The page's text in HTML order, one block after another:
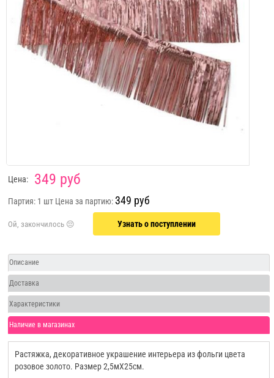
Цена: 349 руб
Партия: 1 шт Цена за партию: 349 руб
Узнать о поступлении
Описание
Доставка
Характеристики
Наличие в магазинах
Растяжка, декоративное украшение интерьера из фольги цвета
розовое золото. Размер 2,5мХ25см.